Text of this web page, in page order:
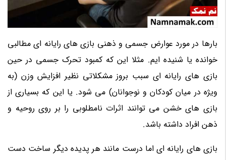
بارها در مورد عوارض جسمی و ذهنی بازی های رایانه ای مطالبی
خوانده یا شنیده ایم. مثلا این که کمبود تحرک جسمی در حین
بازی های رایانه ای سبب بروز مشکلاتی نظیر افزایش وزن (به
ویژه در میان کودکان و نوجوانان) می شود. یا این که بسیاری از
بازی های خشن می توانند اثرات نامطلوبی را بر روی روحیه و
ذهن افراد داشته باشد.
بازی های رایانه ای اما درست مانند هر پدیده دیگر ساخت دست